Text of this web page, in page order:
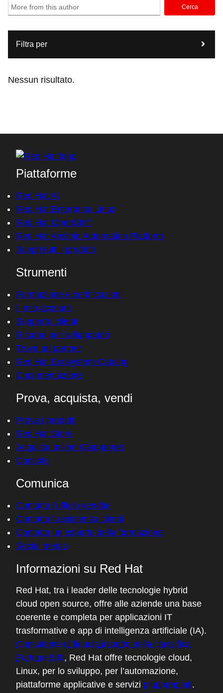
Cerca
Filtra per
Nessun risultato.
Piattaforme
Red Hat AI
Red Hat Enterprise Linux
Red Hat OpenShift
Red Hat Ansible Automation Platform
Scopri tutti i prodotti
Strumenti
Formazione e certificazioni
Il mio account
Supporto clienti
Risorse per sviluppatori
Trova un partner
Red Hat Ecosystem Catalog
Documentazione
Prova, acquista, vendi
Prova i prodotti
Red Hat Store
Acquista online (Giappone)
Console
Comunica
Contatta l'ufficio vendite
Contatta l'assistenza clienti
Contatta un esperto della formazione
Social media
Informazioni su Red Hat
Red Hat, tra i leader delle tecnologie hybrid
cloud open source, offre alle aziende una base
coerente e completa per applicazioni IT
trasformative e app di intelligenza artificiale (IA).
Consulente di fiducia inserito nella classifica
Fortune 500, Red Hat offre tecnologie cloud,
Linux, per lo sviluppo, per l’automazione,
piattaforme applicative e servizi pluripremiati.